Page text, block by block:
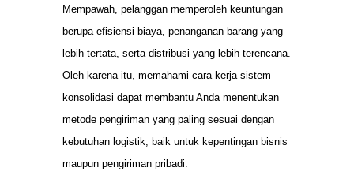
Mempawah, pelanggan memperoleh keuntungan
berupa efisiensi biaya, penanganan barang yang
lebih tertata, serta distribusi yang lebih terencana.
Oleh karena itu, memahami cara kerja sistem
konsolidasi dapat membantu Anda menentukan
metode pengiriman yang paling sesuai dengan
kebutuhan logistik, baik untuk kepentingan bisnis
maupun pengiriman pribadi.